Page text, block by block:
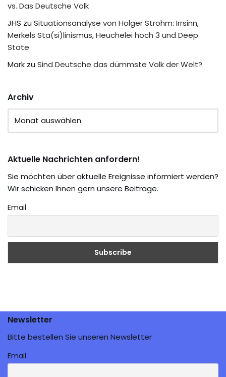
vs. Das Deutsche Volk
JHS zu Situationsanalyse von Holger Strohm: Irrsinn,
Merkels Sta(si)linismus, Heuchelei hoch 3 und Deep
State
Mark zu Sind Deutsche das dümmste Volk der Welt?
Archiv
Aktuelle Nachrichten anfordern!
Sie möchten über aktuelle Ereignisse informiert werden?
Wir schicken Ihnen gern unsere Beiträge.
Email
Newsletter
Bitte bestellen Sie unseren Newsletter
Email